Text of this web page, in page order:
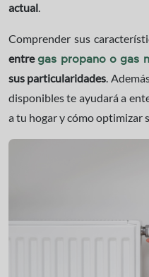
actual.
Comprender sus
entre gas propano o gas
sus particularidades.
disponibles te ayudará a
a tu hogar y cómo optimizar